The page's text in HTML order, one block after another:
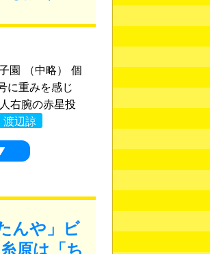
園 （中略） 個
に重みを感じ
右腕の赤星投
渡辺諒
んや」ビ
原は「ち